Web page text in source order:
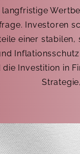
langfristige
Investoren
einer
Investition in